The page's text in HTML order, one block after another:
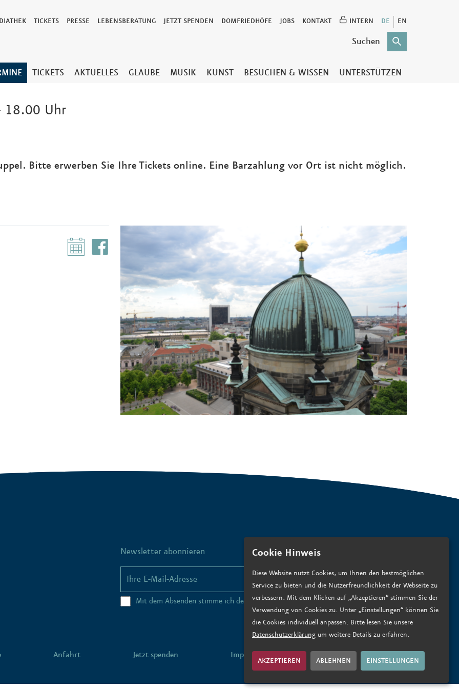
Cookie Hinweis
Diese Website nutzt Cookies, um Ihnen den bestmöglichen
Service zu bieten und die Nutzerfreundlichkeit der Webseite zu
verbessern. Mit dem Klicken auf „Akzeptieren“ stimmen Sie der
Verwendung von Cookies zu. Unter „Einstellungen“ können Sie
die Cookies individuell anpassen. Bitte lesen Sie unsere
Datenschutzerklärung um weitere Details zu erfahren.
AKZEPTIEREN ABLEHNEN EINSTELLUNGEN
TICKETS PRESSE LEBENSBERATUNG JETZT SPENDEN DOMFRIEDHÖFE JOBS KONTAKT INTERN DE EN
TICKETS AKTUELLES GLAUBE MUSIK KUNST BESUCHEN & WISSEN UNTERSTÜTZEN
18.00 Uhr
Bitte erwerben Sie Ihre Tickets online. Eine Barzahlung vor Ort ist nicht möglich.
Newsletter abonnieren
Mit dem Absenden stimme ich den Datenschutzbedingungen zu.*
Anfahrt Jetzt spenden Impressum Datenschutz